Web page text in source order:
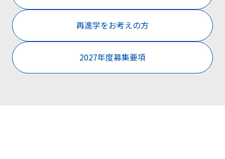
再進学をお考えの方
2027年度募集要項